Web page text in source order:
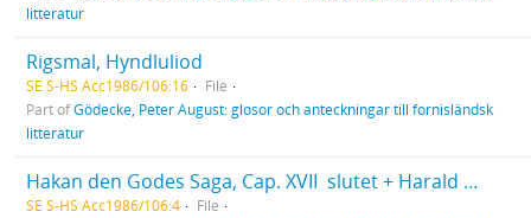
litteratur
Rigsmal, Hyndluliod
SE S-HS Acc1986/106:16
File
Part ofGödecke, Peter August: glosor och anteckningar till fornisländsk
litteratur
Hakan den Godes Saga, Cap. XVII  slutet + Harald Gråfälls och Hakan Sigurdsson Jarls Saga + Olaf Tryggvasons Saga, Cap. I  XXXII
SE S-HS Acc1986/106:4
File